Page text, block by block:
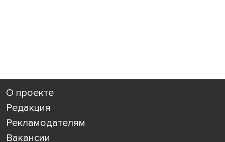
О проекте
Редакция
Рекламодателям
Вакансии